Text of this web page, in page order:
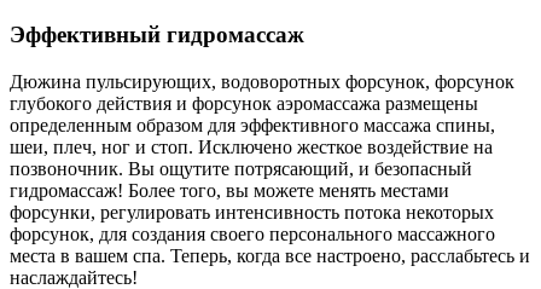
Эффективный гидромассаж
Дюжина пульсирующих, водоворотных форсунок, форсунок
глубокого действия и форсунок аэромассажа размещены
определенным образом для эффективного массажа спины,
шеи, плеч, ног и стоп. Исключено жесткое воздействие на
позвоночник. Вы ощутите потрясающий, и безопасный
гидромассаж! Более того, вы можете менять местами
форсунки, регулировать интенсивность потока некоторых
форсунок, для создания своего персонального массажного
места в вашем спа. Теперь, когда все настроено, расслабьтесь и
наслаждайтесь!